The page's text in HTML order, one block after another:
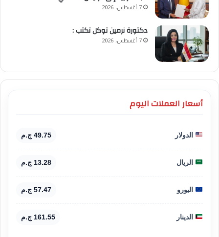
7 أغسطس، 2026
​دكتورة نرمين توكل تكتب :
7 أغسطس، 2026
أسعار العملات اليوم
الدولار 49.75 ج.م
الريال 13.28 ج.م
اليورو 57.47 ج.م
الدينار 161.55 ج.م